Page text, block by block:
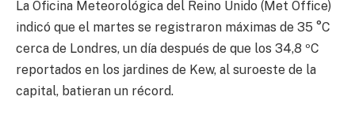
La Oficina Meteorológica del Reino Unido (Met Office)
indicó que el martes se registraron máximas de 35 °C
cerca de Londres, un día después de que los 34,8 ºC
reportados en los jardines de Kew, al suroeste de la
capital, batieran un récord.